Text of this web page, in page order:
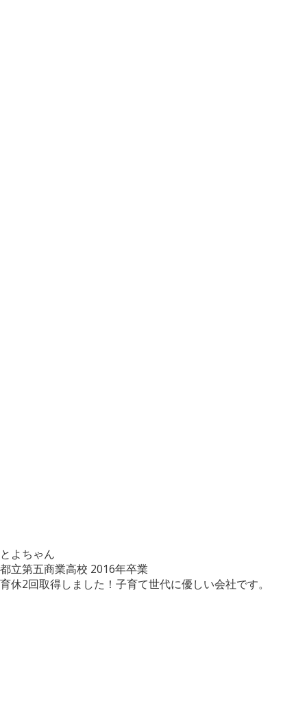
とよちゃん
都立第五商業高校 2016年卒業
育休2回取得しました！子育て世代に優しい会社です。